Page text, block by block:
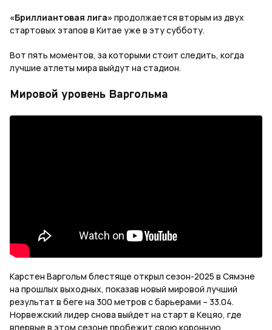
«Бриллиантовая лига» продолжается вторым из двух
стартовых этапов в Китае уже в эту субботу.
Вот пять моментов, за которыми стоит следить, когда
лучшие атлеты мира выйдут на стадион.
Мировой уровень Варгольма
Карстен Варгольм блестяще открыл сезон-2025 в Сямэне
на прошлых выходных, показав новый мировой лучший
результат в беге на 300 метров с барьерами – 33.04.
Норвежский лидер снова выйдет на старт в Кецяо, где
впервые в этом сезоне пробежит свою коронную